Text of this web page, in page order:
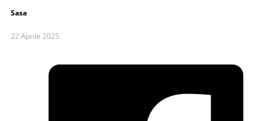
Sasa
22 Aprile 2025